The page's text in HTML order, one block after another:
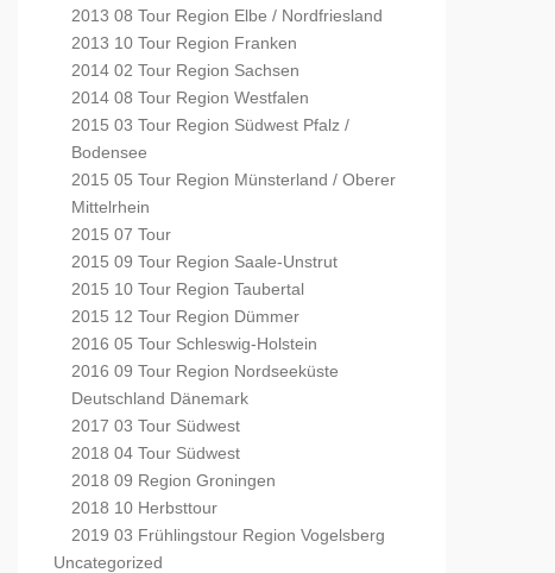
2013 08 Tour Region Elbe / Nordfriesland
2013 10 Tour Region Franken
2014 02 Tour Region Sachsen
2014 08 Tour Region Westfalen
2015 03 Tour Region Südwest Pfalz /
Bodensee
2015 05 Tour Region Münsterland / Oberer
Mittelrhein
2015 07 Tour
2015 09 Tour Region Saale-Unstrut
2015 10 Tour Region Taubertal
2015 12 Tour Region Dümmer
2016 05 Tour Schleswig-Holstein
2016 09 Tour Region Nordseeküste
Deutschland Dänemark
2017 03 Tour Südwest
2018 04 Tour Südwest
2018 09 Region Groningen
2018 10 Herbsttour
2019 03 Frühlingstour Region Vogelsberg
Uncategorized